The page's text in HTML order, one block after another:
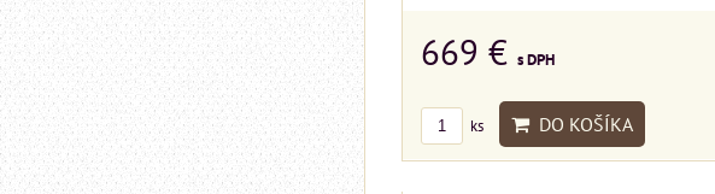
669 € s DPH
ks DO KOŠÍKA